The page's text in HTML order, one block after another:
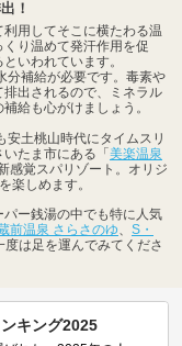
！
利用してそこに横たわる温
り温めて発汗作用を促
いわれています。
分補給が必要です。毒素や
出されるので、ミネラル
給も心がけましょう。
安土桃山時代にタイムスリ
たま市にある「 美楽温泉
感覚スパリゾート。オリジ
楽しめます。
ー銭湯の中でも特に人気
前温泉 さらさのゆ、 S・
は足を運んでみてくださ
キング2025